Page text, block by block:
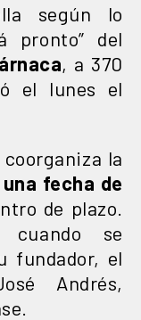
según lo
pronto” del
, a 370
el lunes el
la
fecha de
de plazo.
cuando se
fundador, el
Andrés,